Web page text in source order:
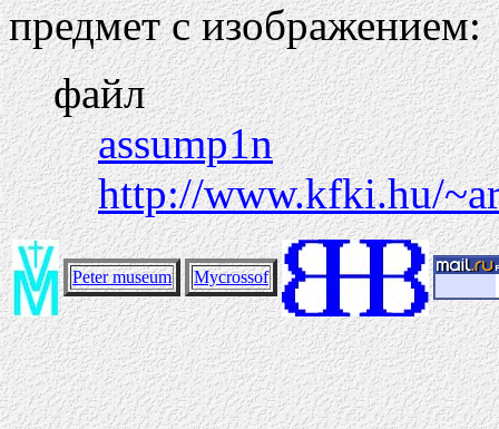
предмет с изображением:
файл
assump1n
http://www.kfki.hu/
Peter museum Mycrossof